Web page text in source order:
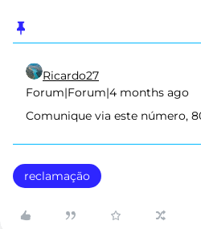
Ricardo27
Forum|Forum|4 months ago
Comunique via este número,
reclamação